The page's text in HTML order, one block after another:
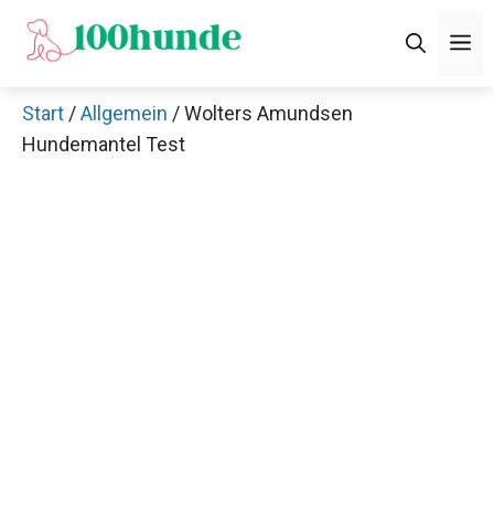
Zum
Inhalt
Start /Allgemein / Wolters Amundsen
Hundemantel Test